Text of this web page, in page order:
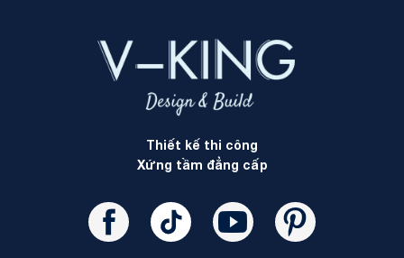
Thiết kế thi công
Xứng tầm đẳng cấp